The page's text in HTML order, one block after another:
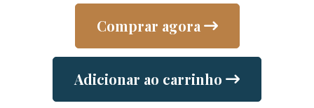
Comprar agora
Adicionar ao carrinho